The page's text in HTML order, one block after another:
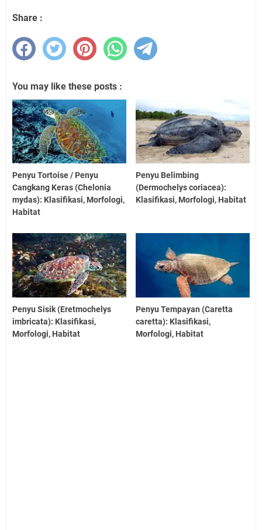
Share :
You may like these posts :
Penyu Tortoise / Penyu
Cangkang Keras (Chelonia
mydas): Klasifikasi, Morfologi,
Habitat
Penyu Belimbing
(Dermochelys coriacea):
Klasifikasi, Morfologi, Habitat
Penyu Sisik (Eretmochelys
imbricata): Klasifikasi,
Morfologi, Habitat
Penyu Tempayan (Caretta
caretta): Klasifikasi,
Morfologi, Habitat